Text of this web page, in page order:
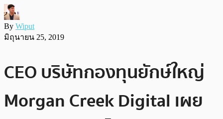
By Wiput
มิถุนายน 25, 2019
CEO บริษัทกองทุนยักษ์ใหญ่
Morgan Creek Digital เผย